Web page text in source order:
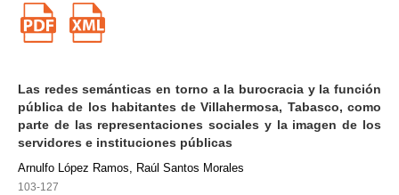
Las redes semánticas en torno a la burocracia y la función
pública de los habitantes de Villahermosa, Tabasco, como
parte de las representaciones sociales y la imagen de los
servidores e instituciones públicas
Arnulfo López Ramos, Raúl Santos Morales
103-127